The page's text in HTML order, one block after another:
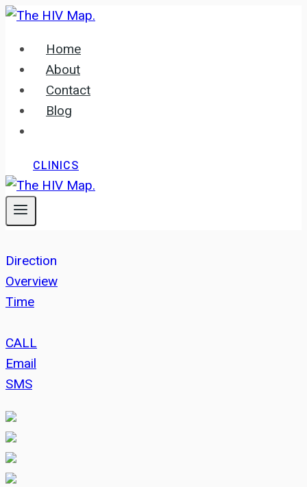
Skip
contentHome
About
Contact
Blog
CLINICS
Direction
Overview
Time
CALL
Email
SMS